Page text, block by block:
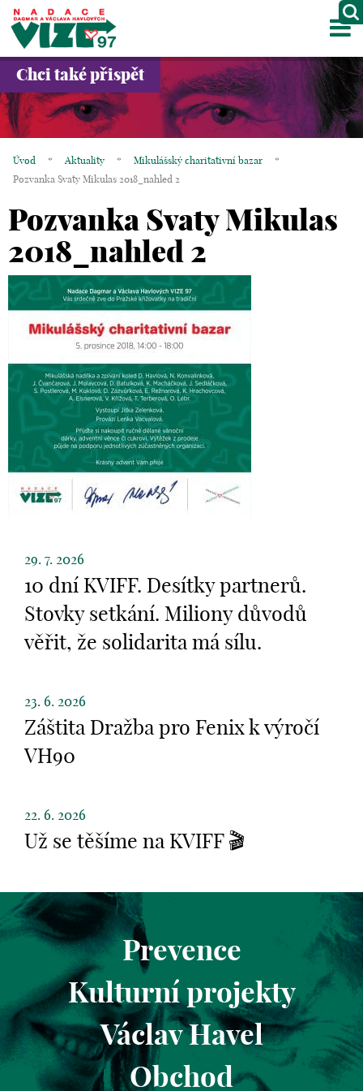
O NÁS
PROJEKTY
GALERIE
KONTAKTY
OBCHOD
KOŠÍK
EN
Chci také přispět
Úvod * Aktuality * Mikulášský charitativní bazar
*
Pozvanka Svaty Mikulas 2018_nahled 2
Pozvanka Svaty Mikulas
2018_nahled 2
29. 7. 2026
10 dní KVIFF. Desítky partnerů.
Stovky setkání. Miliony důvodů
věřit, že solidarita má sílu.
23. 6. 2026
Záštita Dražba pro Fenix k výročí
VH90
22. 6. 2026
Už se těšíme na KVIFF 🎬
Prevence
Kulturní projekty
Václav Havel
Obchod